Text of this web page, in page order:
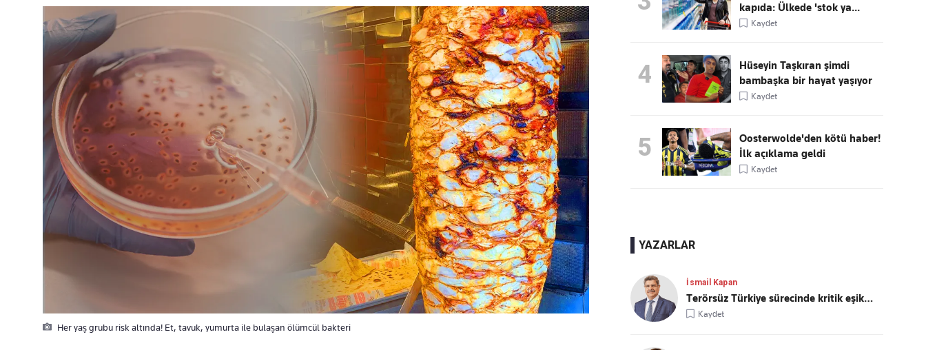
Her yaş grubu risk altında! Et, tavuk, yumurta ile bulaşan ölümcül bakteri
kapıda: Ülkede 'stok ya...
Kaydet
4
Hüseyin Taşkıran şimdi
bambaşka bir hayat yaşıyor
Kaydet
5
Oosterwolde'den kötü haber!
İlk açıklama geldi
Kaydet
YAZARLAR
İsmail Kapan
Terörsüz Türkiye sürecinde kritik eşik…
Kaydet